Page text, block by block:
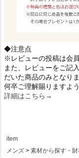
◆注意点
※レビューの投稿は会
また、レビューをご記
だいた商品のみとなりま
何卒ご理解賜りますよ
詳細はこちら→
item
メンズ
素材から探す・